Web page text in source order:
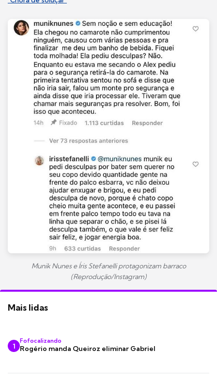
Munik Nunes e Íris Stefanelli protagonizam barraco
(Reprodução/Instagram)
Mais lidas
1
Fofocalizando
Rogério manda Queiroz eliminar Gabriel